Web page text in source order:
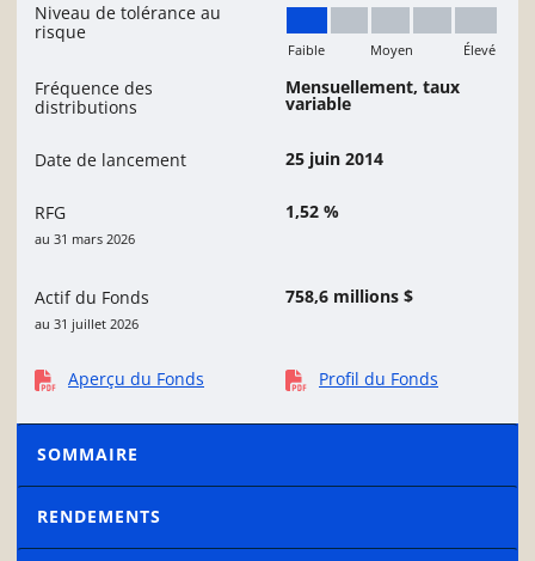
Niveau de tolérance au
risque
Faible
Faible Moyen Élevé
Fréquence des
distributions
Mensuellement, taux
variable
Date de lancement 25 juin 2014
RFG
au 31 mars 2026
1,52 %
Actif du Fonds
au 31 juillet 2026
758,6 millions $
Aperçu du Fonds Profil du Fonds
SOMMAIRE
RENDEMENTS